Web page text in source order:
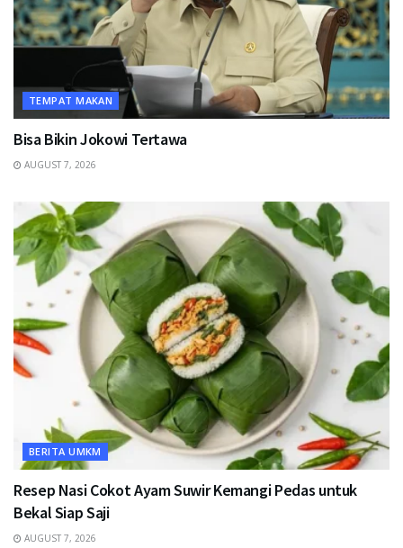
TEMPAT MAKAN
Bisa Bikin Jokowi Tertawa
AUGUST 7, 2026
BERITA UMKM
Resep Nasi Cokot Ayam Suwir Kemangi Pedas untuk
Bekal Siap Saji
AUGUST 7, 2026